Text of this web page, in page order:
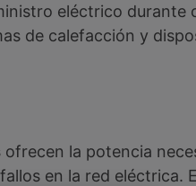
eléctrico durante
de calefacción y
ofrecen la potencia
en la red eléctrica.